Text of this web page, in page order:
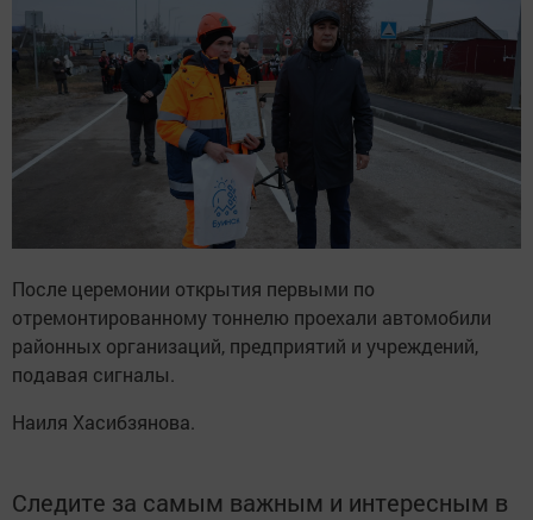
После церемонии открытия первыми по
отремонтированному тоннелю проехали автомобили
районных организаций, предприятий и учреждений,
подавая сигналы.
Наиля Хасибзянова.
Следите за самым важным и интересным в